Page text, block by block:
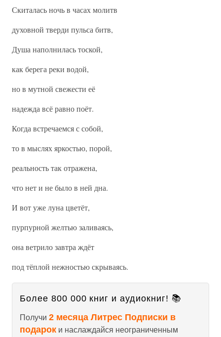
Скиталась ночь в часах молитв
духовной тверди пульса битв,
Душа наполнилась тоской,
как берега реки водой,
но в мутной свежести её
надежда всё равно поёт.
Когда встречаемся с собой,
то в мыслях яркостью, порой,
реальность так отражена,
что нет и не было в ней дна.
И вот уже луна цветёт,
пурпурной желтью заливаясь,
она ветрило завтра ждёт
под тёплой нежностью скрываясь.
Более 800 000 книг и аудиокниг! 📚
Получи 2 месяца Литрес Подписки в
подарок и наслаждайся неограниченным